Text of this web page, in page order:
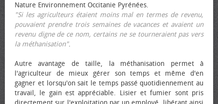
Nature Environnement Occitanie Pyrénées.
"Si les agriculteurs étaient moins mal en termes de revenu,
pouvaient prendre trois semaines de vacances et avaient un
revenu digne de ce nom, certains ne se tourneraient pas vers
la méthanisation".
Autre avantage de taille, la méthanisation permet à
l'agriculteur de mieux gérer son temps et même d'en
gagner et lorsqu'on sait le temps passé quotidiennement au
travail, le gain est appréciable. Lisier et fumier sont pris